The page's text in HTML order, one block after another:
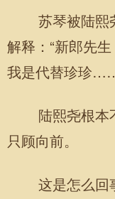
苏琴被陆熙
解释：“新郎先
我是代替珍珍
陆熙尧根本
只顾向前。
这是怎么回